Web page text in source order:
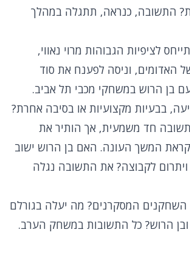
התשובה, כנראה, תתגלה במהלך
לציפיות הגבוהות מרוי נאווי,
האדומים, וניסה לפענח את סוד
בן הרוש במשחקי מכבי תל אביב.
בבעיות מקצועיות או בסיבה אחרת?
תשובה חד משמעית, אך הותיר את
המשך העונה. האם בן הרוש ישוב
לקבוצה? את התשובה נגלה
המסקרנים? מה יעלה בגורלם
ובן הרוש? כל התשובות במשחק הערב.